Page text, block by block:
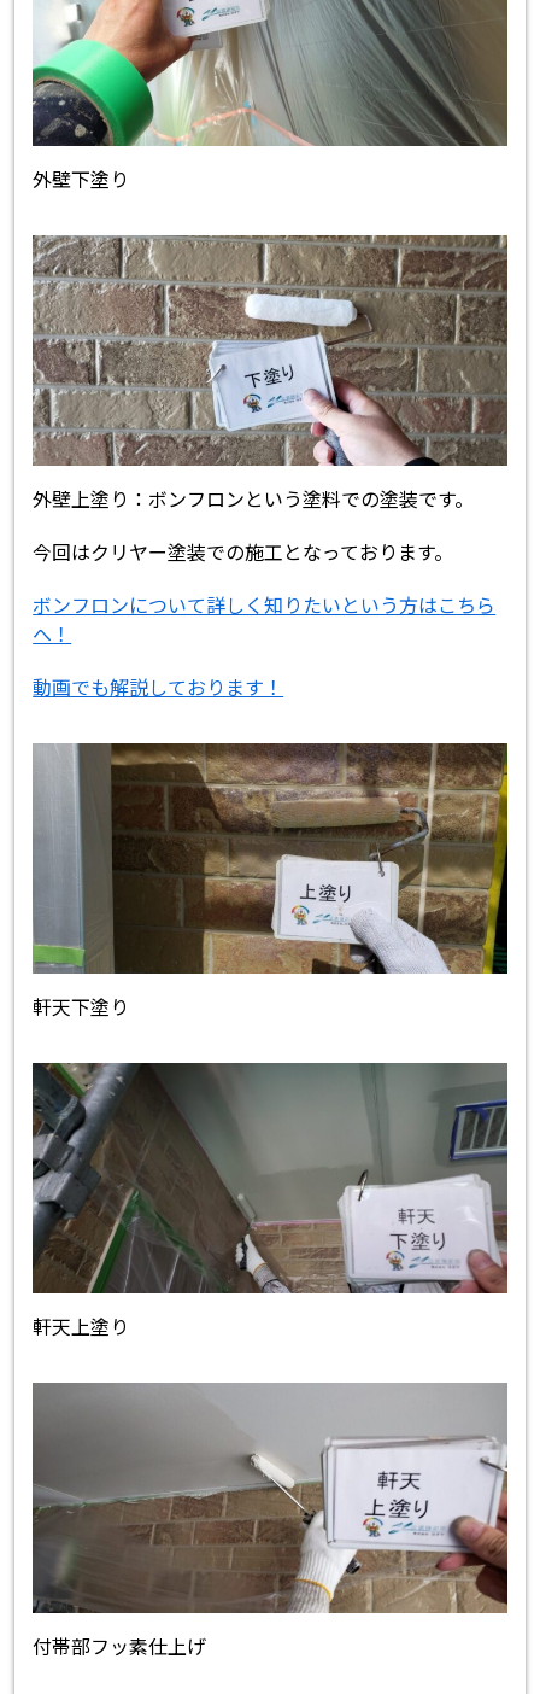
外壁下塗り
外壁上塗り：ボンフロンという塗料での塗装です。
今回はクリヤー塗装での施工となっております。
ボンフロンについて詳しく知りたいという方はこちら
へ！
動画でも解説しております！
軒天下塗り
軒天上塗り
付帯部フッ素仕上げ